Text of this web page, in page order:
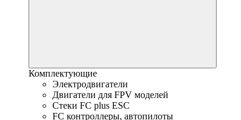
Комплектующие
Электродвигатели
Двигатели для FPV моделей
Стеки FC plus ESC
FC контроллеры, автопилоты